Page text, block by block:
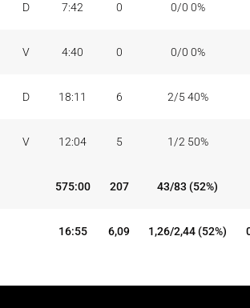
D 7:42 0 0/0 0%
V 4:40 0 0/0 0%
D 18:11 6 2/5 40%
V 12:04 5 1/2 50%
575:00 207 43/83 (52%)
16:55 6,09 1,26/2,44 (52%)